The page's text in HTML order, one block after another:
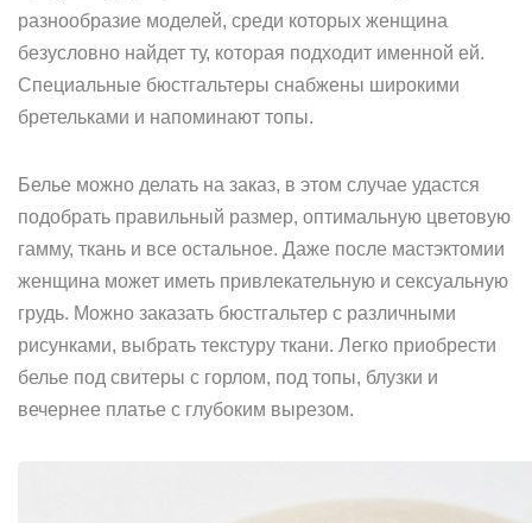
разнообразие моделей, среди которых женщина
безусловно найдет ту, которая подходит именной ей.
Специальные бюстгальтеры снабжены широкими
бретельками и напоминают топы.
Белье можно делать на заказ, в этом случае удастся
подобрать правильный размер, оптимальную цветовую
гамму, ткань и все остальное. Даже после мастэктомии
женщина может иметь привлекательную и сексуальную
грудь. Можно заказать бюстгальтер с различными
рисунками, выбрать текстуру ткани. Легко приобрести
белье под свитеры с горлом, под топы, блузки и
вечернее платье с глубоким вырезом.